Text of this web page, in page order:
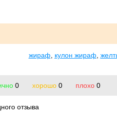
жираф кулон жираф
0 хорошо0 плохо0
отзыва